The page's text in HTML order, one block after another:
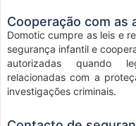
Cooperação com as
Domotic cumpre as leis e
segurança infantil e
autorizadas quando
relacionadas com a
investigações criminais.